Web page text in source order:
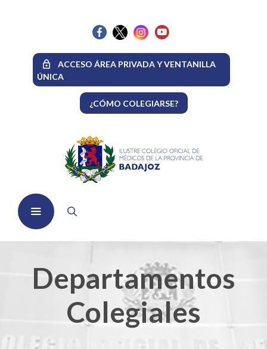
ACCESO ÁREA PRIVADA Y VENTANILLA
ÚNICA
¿CÓMO COLEGIARSE?
Departamentos
Colegiales